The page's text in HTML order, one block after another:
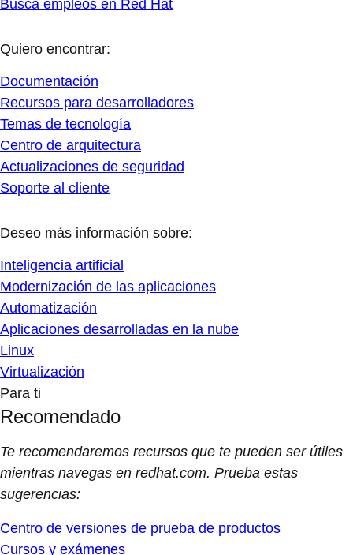
Busca empleos en Red Hat
Quiero encontrar:
Documentación
Recursos para desarrolladores
Temas de tecnología
Centro de arquitectura
Actualizaciones de seguridad
Soporte al cliente
Deseo más información sobre:
Inteligencia artificial
Modernización de las aplicaciones
Automatización
Aplicaciones desarrolladas en la nube
Linux
Virtualización
Para ti
Recomendado
Te recomendaremos recursos que te pueden ser útiles
mientras navegas en redhat.com. Prueba estas
sugerencias:
Centro de versiones de prueba de productos
Cursos y exámenes